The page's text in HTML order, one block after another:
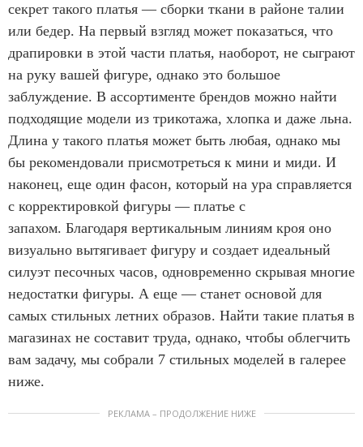
секрет такого платья — сборки ткани в районе талии
или бедер. На первый взгляд может показаться, что
драпировки в этой части платья, наоборот, не сыграют
на руку вашей фигуре, однако это большое
заблуждение. В ассортименте брендов можно найти
подходящие модели из трикотажа, хлопка и даже льна.
Длина у такого платья может быть любая, однако мы
бы рекомендовали присмотреться к мини и миди. И
наконец, еще один фасон, который на ура справляется
с корректировкой фигуры — платье с
запахом. Благодаря вертикальным линиям кроя оно
визуально вытягивает фигуру и создает идеальный
силуэт песочных часов, одновременно скрывая многие
недостатки фигуры. А еще — станет основой для
самых стильных летних образов. Найти такие платья в
магазинах не составит труда, однако, чтобы облегчить
вам задачу, мы собрали 7 стильных моделей в галерее
ниже.
РЕКЛАМА – ПРОДОЛЖЕНИЕ НИЖЕ